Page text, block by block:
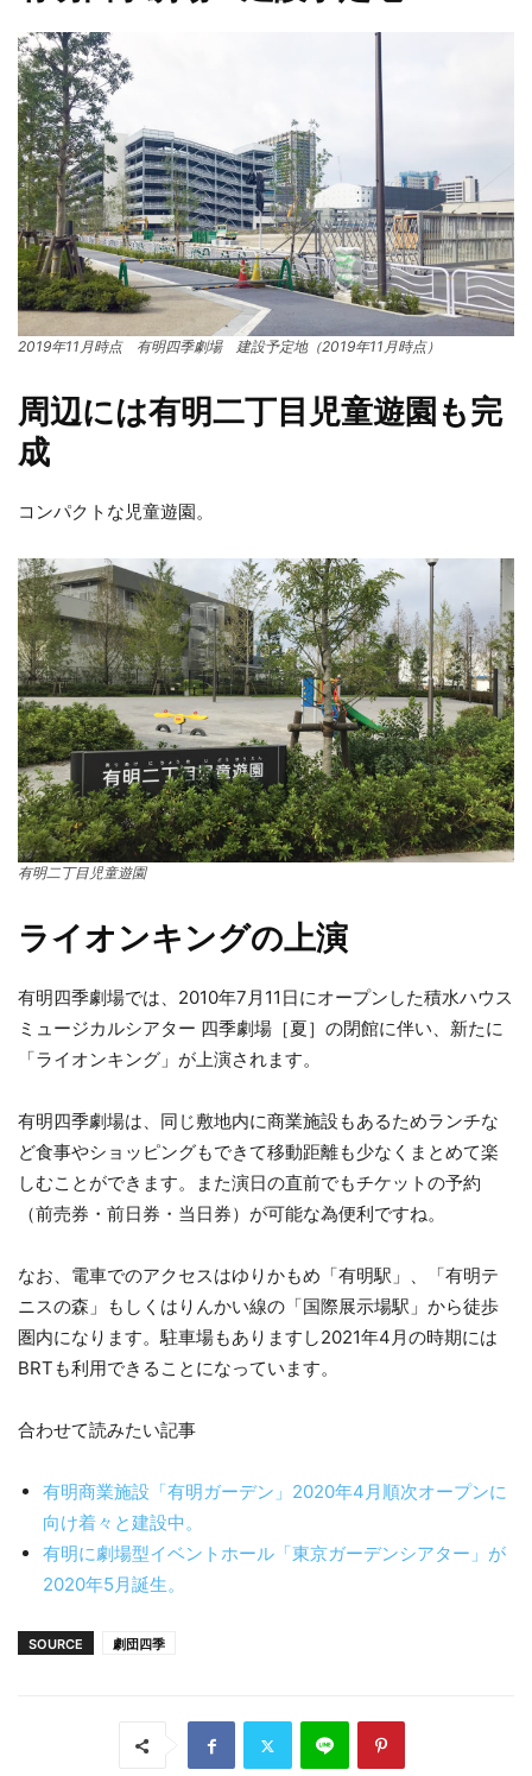
2019年11月時点 有明四季劇場 建設予定地（2019年11月時点）
周辺には有明二丁目児童遊園も完
成
コンパクトな児童遊園。
有明二丁目児童遊園
ライオンキングの上演
有明四季劇場では、2010年7月11日にオープンした積水ハウス
ミュージカルシアター 四季劇場［夏］の閉館に伴い、新たに
「ライオンキング」が上演されます。
有明四季劇場は、同じ敷地内に商業施設もあるためランチな
ど食事やショッピングもできて移動距離も少なくまとめて楽
しむことができます。また演日の直前でもチケットの予約
（前売券・前日券・当日券）が可能な為便利ですね。
なお、電車でのアクセスはゆりかもめ「有明駅」、「有明テ
ニスの森」もしくはりんかい線の「国際展示場駅」から徒歩
圏内になります。駐車場もありますし2021年4月の時期には
BRTも利用できることになっています。
合わせて読みたい記事
有明商業施設「有明ガーデン」2020年4月順次オープンに
向け着々と建設中。
有明に劇場型イベントホール「東京ガーデンシアター」が
2020年5月誕生。
SOURCE 劇団四季